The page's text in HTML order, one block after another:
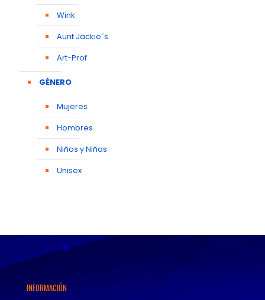
Wink
Aunt Jackie´s
Art-Prof
GÉNERO
Mujeres
Hombres
Niños y Niñas
Unisex
INFORMACIÓN